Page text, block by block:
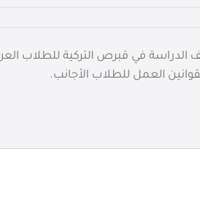
الدراسة في قبرص التركية للطلاب
العمل للطلاب الأجانب.